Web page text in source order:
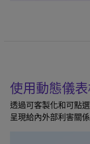
使用動態儀
透過可客製化和可點
呈現給內外部利害關